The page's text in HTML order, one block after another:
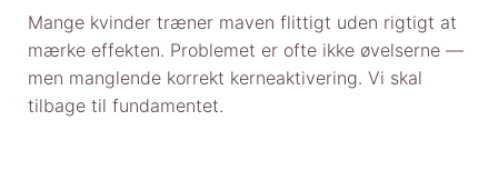
Mange kvinder træner maven flittigt uden rigtigt at
mærke effekten. Problemet er ofte ikke øvelserne —
men manglende korrekt kerneaktivering. Vi skal
tilbage til fundamentet.